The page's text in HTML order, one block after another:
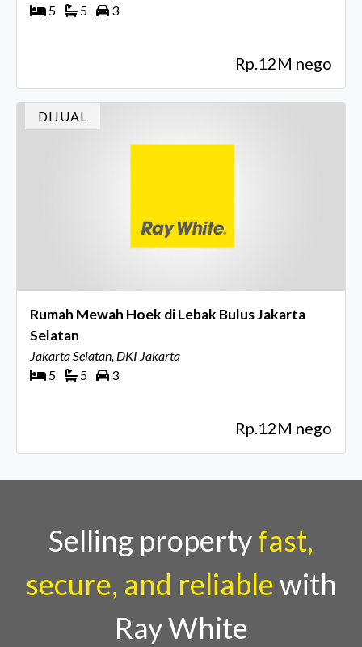
5
5 3
Rp.12M nego
DIJUAL
Rumah Mewah Hoek di Lebak Bulus Jakarta
Selatan
Jakarta Selatan, DKI Jakarta
5
5 3
Rp.12M nego
Selling propertyfast,
secure, and reliablewith
Ray White